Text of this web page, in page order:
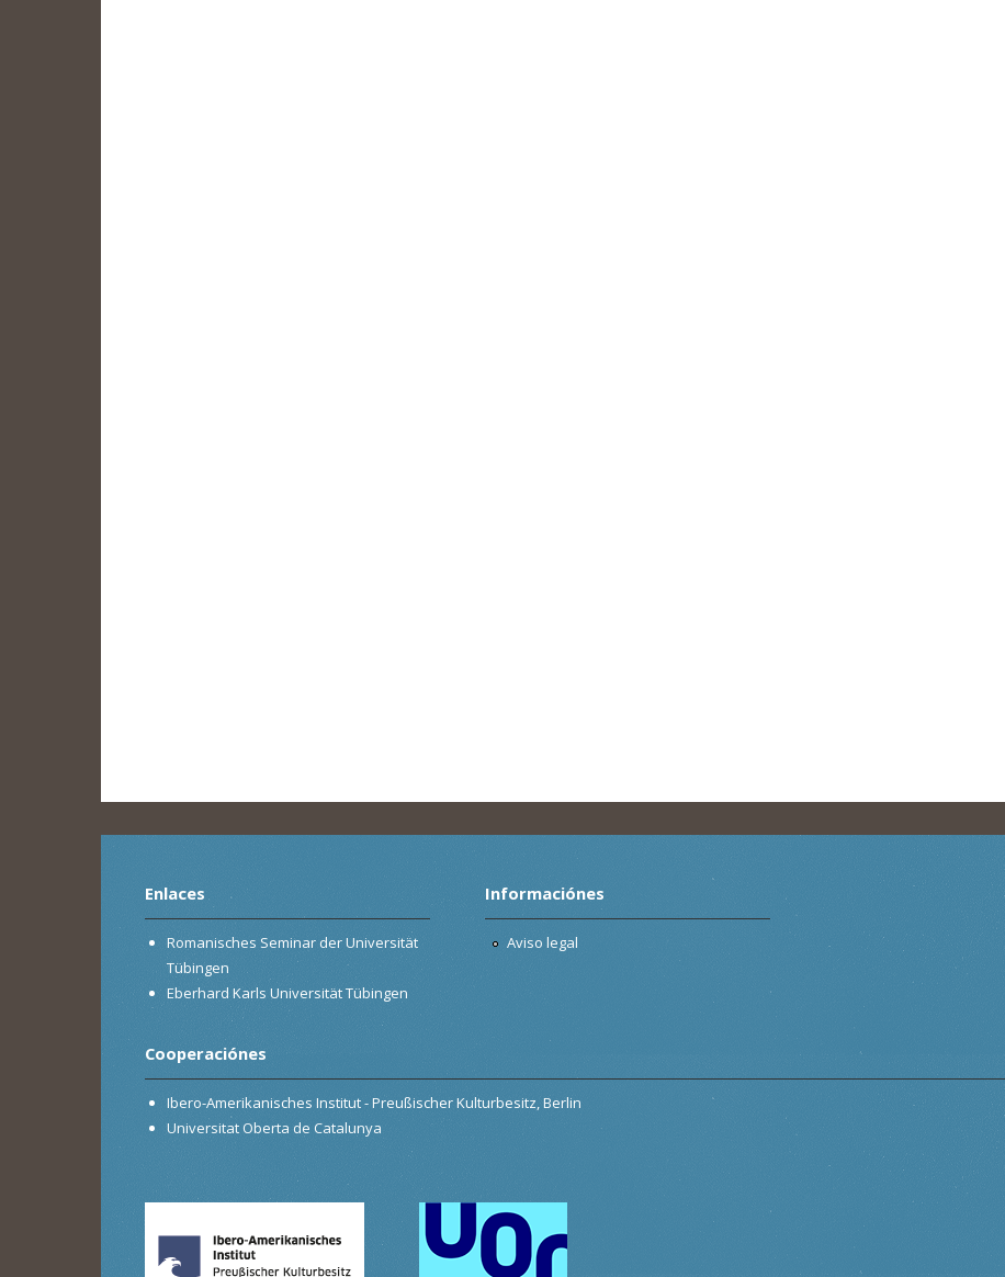
Enlaces
Romanisches Seminar der Universität
Tübingen
Eberhard Karls Universität Tübingen
Informaciónes
Aviso legal
Cooperaciónes
Ibero-Amerikanisches Institut - Preußischer Kulturbesitz, Berlin
Universitat Oberta de Catalunya